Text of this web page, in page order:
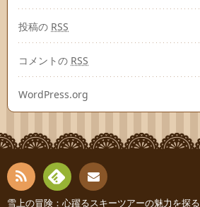
投稿の RSS
コメントの RSS
WordPress.org
雪上の冒険：心躍るスキーツアーの魅力を探る